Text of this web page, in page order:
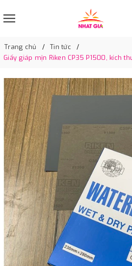
Trang chủ
Tin tức
Giấy giáp mịn Riken CP35 P1500, kích